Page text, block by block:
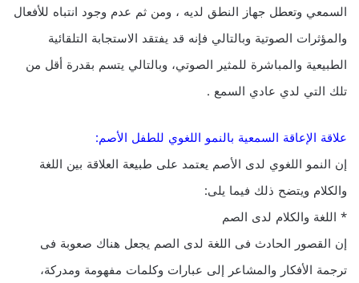
السمعي وتعطل جهاز النطق لديه ، ومن ثم عدم وجود انتباه للأفعال
والمؤثرات الصوتية وبالتالي فإنه قد يفتقد الاستجابة التلقائية
الطبيعية والمباشرة للمثير الصوتي، وبالتالي يتسم بقدرة أقل من
تلك التي لدي عادي السمع .
علاقة الإعاقة السمعية بالنمو اللغوي للطفل الأصم:
إن النمو اللغوي لدى الأصم يعتمد على طبيعة العلاقة بين اللغة
والكلام ويتضح ذلك فيما يلى:
* اللغة والكلام لدى الصم
إن القصور الحادث فى اللغة لدى الصم يجعل هناك صعوبة فى
ترجمة الأفكار والمشاعر إلى عبارات وكلمات مفهومة ومدركة،